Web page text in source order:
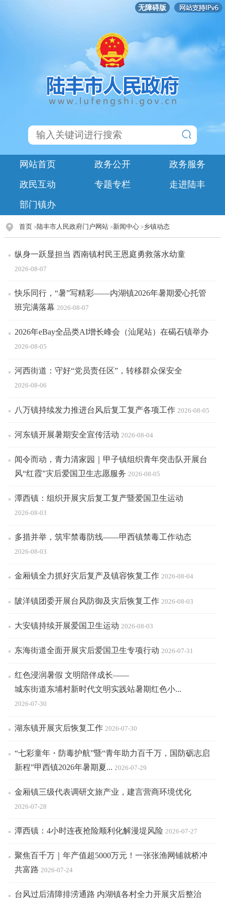
无障碍版
网站首页 政务公开
政务服务
政民互动
专题专栏
走进陆丰
部门镇办
首页 >陆丰市人民政府门户网站>新闻中心>乡镇动态
纵身一跃显担当 西南镇村民王恩庭勇救落水幼童
2026-08-07
快乐同行，“暑”写精彩——内湖镇2026年暑期爱心托管
班完满落幕 2026-08-07
2026年eBay全品类AI增长峰会（汕尾站）在碣石镇举办
2026-08-05
河西街道：守好“党员责任区”，转移群众保安全
2026-08-06
八万镇持续发力推进台风后复工复产各项工作 2026-08-05
河东镇开展暑期安全宣传活动 2026-08-04
闻令而动，青力清家园｜甲子镇组织青年突击队开展台
风“红霞”灾后爱国卫生志愿服务 2026-08-05
潭西镇：组织开展灾后复工复产暨爱国卫生运动
2026-08-03
多措并举，筑牢禁毒防线——甲西镇禁毒工作动态
2026-08-03
金厢镇全力抓好灾后复产及镇容恢复工作 2026-08-04
陂洋镇团委开展台风防御及灾后恢复工作 2026-08-03
大安镇持续开展爱国卫生运动 2026-08-03
东海街道全面开展灾后爱国卫生专项行动 2026-07-31
红色浸润暑假 文明陪伴成长——
城东街道东埔村新时代文明实践站暑期红色小...
2026-07-30
湖东镇开展灾后恢复工作 2026-07-30
“七彩童年・防毒护航”暨“青年助力百千万，国防砺志启
新程”甲西镇2026年暑期夏... 2026-07-29
金厢镇三级代表调研文旅产业，建言营商环境优化
2026-07-28
潭西镇：4小时连夜抢险顺利化解漫堤风险 2026-07-27
聚焦百千万｜年产值超5000万元！一张张渔网铺就桥冲
共富路 2026-07-24
台风过后清障排涝通路 内湖镇各村全力开展灾后整治